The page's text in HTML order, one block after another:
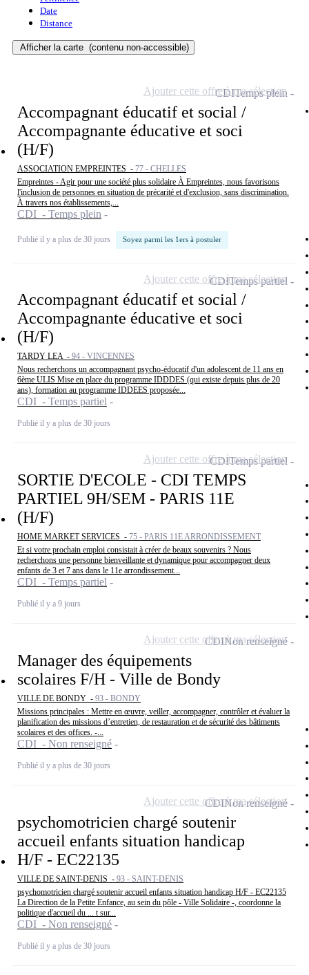
Date
Distance
Afficher la carte (contenu non-accessible)
Accompagnant éducatif et social /
Accompagnante éducative et soci
(H/F)
ASSOCIATION EMPREINTES - 77 - CHELLES
Empreintes - Agir pour une société plus solidaire À Empreintes, nous favorisons
l'inclusion de personnes en situation de précarité et d'exclusion, sans discrimination.
À travers nos établissements,...
CDI - Temps plein
Publié il y a plus de 30 jours Soyez parmi les 1ers à postuler
CDITemps plein
Ajouter cette offre à ma sélection
Accompagnant éducatif et social /
Accompagnante éducative et soci
(H/F)
TARDY LEA - 94 - VINCENNES
Nous recherchons un accompagnant psycho-éducatif d'un adolescent de 11 ans en
6ème ULIS Mise en place du programme IDDDES (qui existe depuis plus de 20
ans), formation au programme IDDEES proposée...
CDI - Temps partiel
Publié il y a plus de 30 jours
CDITemps partiel
Ajouter cette offre à ma sélection
SORTIE D'ECOLE - CDI TEMPS
PARTIEL 9H/SEM - PARIS 11E
(H/F)
HOME MARKET SERVICES - 75 - PARIS 11E ARRONDISSEMENT
Et si votre prochain emploi consistait à créer de beaux souvenirs ? Nous
recherchons une personne bienveillante et dynamique pour accompagner deux
enfants de 3 et 7 ans dans le 11e arrondissement...
CDI - Temps partiel
Publié il y a 9 jours
CDITemps partiel
Ajouter cette offre à ma sélection
Manager des équipements
scolaires F/H - Ville de Bondy
VILLE DE BONDY - 93 - BONDY
Missions principales : Mettre en œuvre, veiller, accompagner, contrôler et évaluer la
planification des missions d’entretien, de restauration et de sécurité des bâtiments
scolaires et des offices. -...
CDI - Non renseigné
Publié il y a plus de 30 jours
CDINon renseigné
Ajouter cette offre à ma sélection
psychomotricien chargé soutenir
accueil enfants situation handicap
H/F - EC22135
VILLE DE SAINT-DENIS - 93 - SAINT-DENIS
psychomotricien chargé soutenir accueil enfants situation handicap H/F - EC22135
La Direction de la Petite Enfance, au sein du pôle - Ville Solidaire -, coordonne la
politique d'accueil du ... t sur...
CDI - Non renseigné
Publié il y a plus de 30 jours
CDINon renseigné
Ajouter cette offre à ma sélection